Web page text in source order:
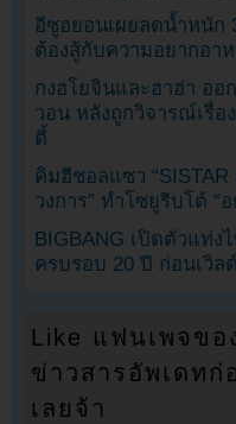
อีซูฮยอนเผยลดน้ำหนัก
ต้องสู้กับความอยากอาห
กงฮโยจินและฮาฮ่า ออ
วอน หลังถูกวิจารณ์เรื่อ
ตี้
คิมฮีชอลแซว
วงการ” ทำโซยูรีบโต้ “
BIGBANG เปิดตัวแท่ง
ครบรอบ 20 ปี ก่อนเวิล
Like แฟนเพจขอ
ข่าวสารอัพเดทก่
เลยจ้า